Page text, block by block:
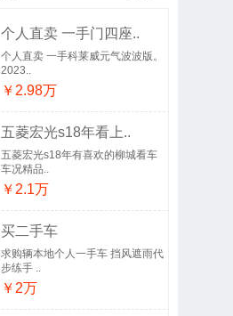
个人直卖 一手门四座..
个人直卖 一手科莱威元气波波版。
2023..
￥2.98万
五菱宏光s18年看上..
五菱宏光s18年有喜欢的柳城看车
车况精品..
￥2.1万
买二手车
求购辆本地个人一手车 挡风遮雨代
步练手 ..
￥2万